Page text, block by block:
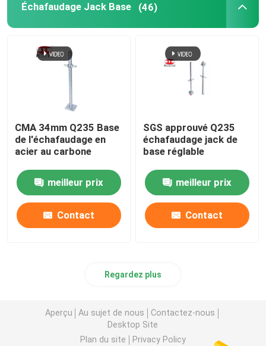
Échafaudage Jack Base (46)
CMA 34mm Q235 Base
de l'échafaudage en
acier au carbone
meilleur prix
Contact
SGS approuvé Q235
échafaudage jack de
base réglable
meilleur prix
Contact
Regardez plus
Aperçu Au sujet de nous
Contactez-nous
Desktop Site
Plan du site
Privacy Policy